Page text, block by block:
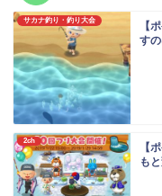
サカナ釣り・釣り大会
【
す
2ch
【
も